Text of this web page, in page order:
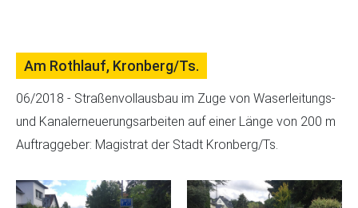
Am Rothlauf, Kronberg/Ts.
06/2018 - Straßenvollausbau im Zuge von Waserleitungs-
und Kanalerneuerungsarbeiten auf einer Länge von 200 m
Auftraggeber: Magistrat der Stadt Kronberg/Ts.